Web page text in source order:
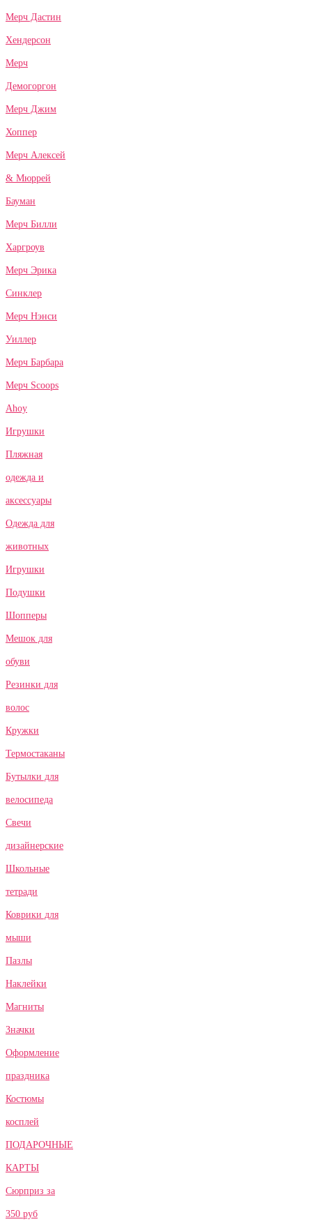
Мерч Дастин
Хендерсон
Мерч
Демогоргон
Мерч Джим
Хоппер
Мерч Алексей
& Мюррей
Бауман
Мерч Билли
Харгроув
Мерч Эрика
Синклер
Мерч Нэнси
Уиллер
Мерч Барбара
Мерч Scoops
Ahoy
Игрушки
Пляжная
одежда и
аксессуары
Одежда для
животных
Игрушки
Подушки
Шопперы
Мешок для
обуви
Резинки для
волос
Кружки
Термостаканы
Бутылки для
велосипеда
Свечи
дизайнерские
Школьные
тетради
Коврики для
мыши
Пазлы
Наклейки
Магниты
Значки
Оформление
праздника
Костюмы
косплей
ПОДАРОЧНЫЕ
КАРТЫ
Сюрприз за
350 руб